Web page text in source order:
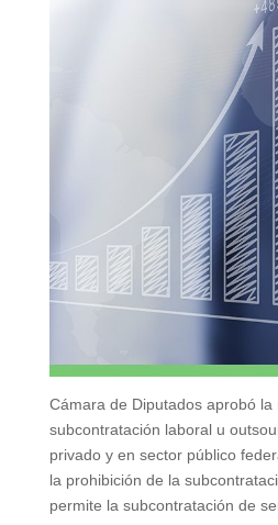
Cámara de Diputados aprobó
subcontratación laboral u
privado y en sector público
la prohibición de la
permite la subcontratación de